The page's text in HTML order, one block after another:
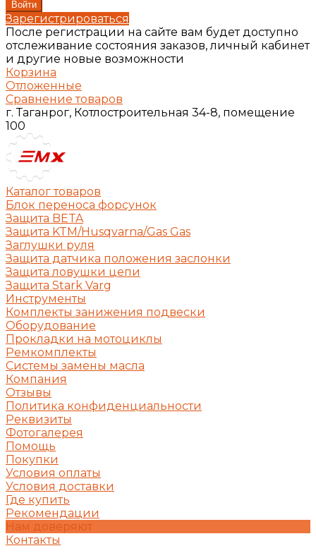
Зарегистрироваться
После регистрации на сайте вам будет доступно
отслеживание состояния заказов, личный кабинет
и другие новые возможности
Корзина
Отложенные
Сравнение товаров
г. Таганрог, Котлостроительная 34-8, помещение
100
Каталог товаров
Блок переноса форсунок
Защита BETA
Защита KTM/Husqvarna/Gas Gas
Заглушки руля
Защита датчика положения заслонки
Защита ловушки цепи
Защита Stark Varg
Инструменты
Комплекты занижения подвески
Оборудование
Прокладки на мотоциклы
Ремкомплекты
Системы замены масла
Компания
Отзывы
Политика конфиденциальности
Реквизиты
Фотогалерея
Помощь
Покупки
Условия оплаты
Условия доставки
Где купить
Рекомендации
Нам доверяют
Контакты